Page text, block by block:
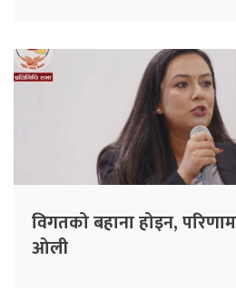
विगतको बहाना होइन,
ओली